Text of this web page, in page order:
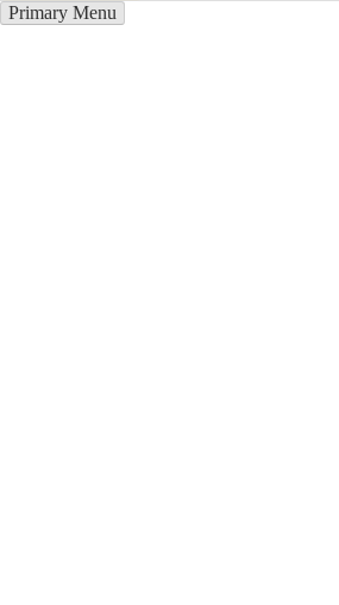
Primary Menu